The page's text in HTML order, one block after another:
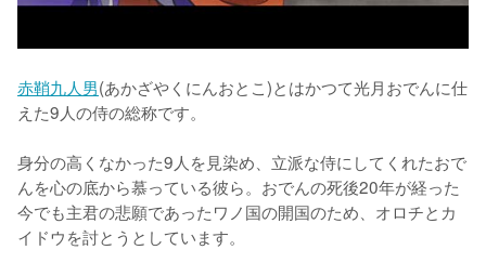
赤鞘九人男(あかざやくにんおとこ)とはかつて光月おでんに仕
えた9人の侍の総称です。
身分の高くなかった9人を見染め、立派な侍にしてくれたおで
んを心の底から慕っている彼ら。おでんの死後20年が経った
今でも主君の悲願であったワノ国の開国のため、オロチとカ
イドウを討とうとしています。